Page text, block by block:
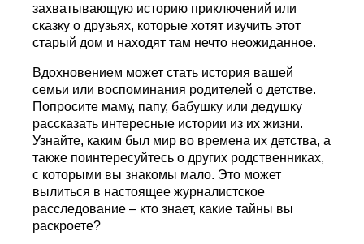
захватывающую историю приключений или
сказку о друзьях, которые хотят изучить этот
старый дом и находят там нечто неожиданное.
Вдохновением может стать история вашей
семьи или воспоминания родителей о детстве.
Попросите маму, папу, бабушку или дедушку
рассказать интересные истории из их жизни.
Узнайте, каким был мир во времена их детства, а
также поинтересуйтесь о других родственниках,
с которыми вы знакомы мало. Это может
вылиться в настоящее журналистское
расследование – кто знает, какие тайны вы
раскроете?